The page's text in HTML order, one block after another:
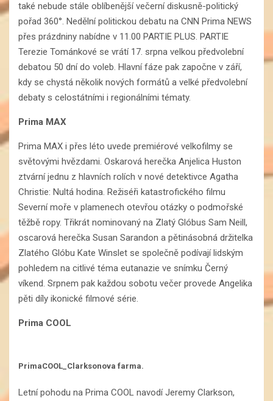
také nebude stále oblíbenější večerní diskusně-politický
pořad 360°. Nedělní politickou debatu na CNN Prima NEWS
přes prázdniny nabídne v 11.00 PARTIE PLUS. PARTIE
Terezie Tománkové se vrátí 17. srpna velkou předvolební
debatou 50 dní do voleb. Hlavní fáze pak započne v září,
kdy se chystá několik nových formátů a velké předvolební
debaty s celostátními i regionálními tématy.
Prima MAX
Prima MAX i přes léto uvede premiérové velkofilmy se
světovými hvězdami. Oskarová herečka Anjelica Huston
ztvární jednu z hlavních rolích v nové detektivce Agatha
Christie: Nultá hodina. Režiséři katastrofického filmu
Severní moře v plamenech otevřou otázky o podmořské
těžbě ropy. Třikrát nominovaný na Zlatý Glóbus Sam Neill,
oscarová herečka Susan Sarandon a pětinásobná držitelka
Zlatého Glóbu Kate Winslet se společně podívají lidským
pohledem na citlivé téma eutanazie ve snímku Černý
víkend. Srpnem pak každou sobotu večer provede Angelika
pěti díly ikonické filmové série.
Prima COOL
PrimaCOOL_Clarksonova farma.
Letní pohodu na Prima COOL navodí Jeremy Clarkson,